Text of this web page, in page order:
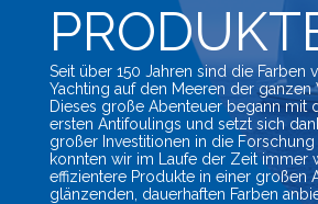
Seit über 150 Jahren sind die Farben
Yachting auf den Meeren der ganzen
Dieses große Abenteuer begann mit
ersten Antifoulings und setzt sich
großer Investitionen in die
konnten wir im Laufe der Zeit immer
effizientere Produkte in einer großen
glänzenden, dauerhaften Farben